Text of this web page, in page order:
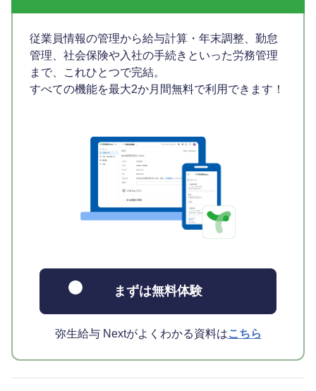
従業員情報の管理から給与計算・年末調整、勤怠
管理、社会保険や入社の手続きといった労務管理
まで、これひとつで完結。
すべての機能を最大2か月間無料で利用できます！
まずは無料体験
弥生給与 Nextがよくわかる資料はこちら